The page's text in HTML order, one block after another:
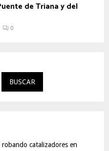
de Triana y del
0
BUSCAR
catalizadores en